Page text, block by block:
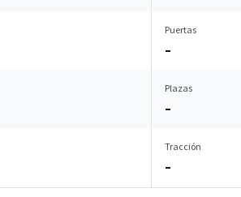
Puertas
–
Plazas
–
Tracción
–